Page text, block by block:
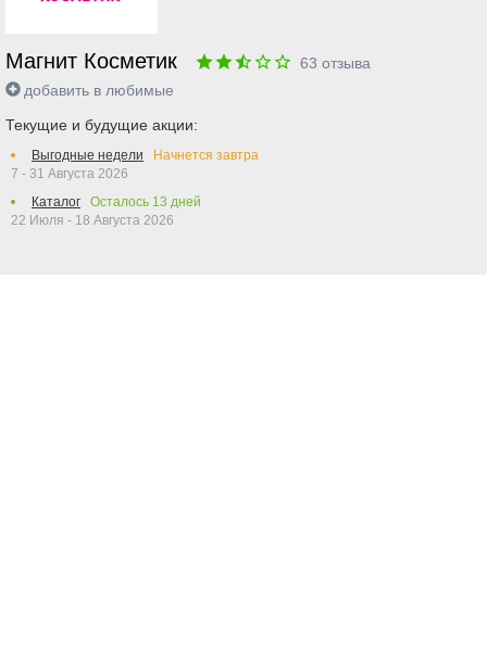
Магнит Косметик 63 отзыва
добавить в любимые
Текущие и будущие акции:
Выгодные недели
Начнется завтра
7 - 31 Августа 2026
Каталог
Осталось 13 дней
22 Июля - 18 Августа 2026